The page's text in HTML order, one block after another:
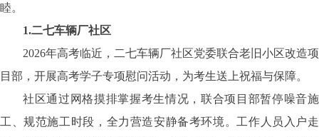
睦。
1.二七车辆厂社区
2026年高考临近，二七车辆厂社区党委联合老旧小区改造项
目部，开展高考学子专项慰问活动，为考生送上祝福与保障。
社区通过网格摸排掌握考生情况，联合项目部暂停噪音施
工、规范施工时段，全力营造安静备考环境。工作人员入户走